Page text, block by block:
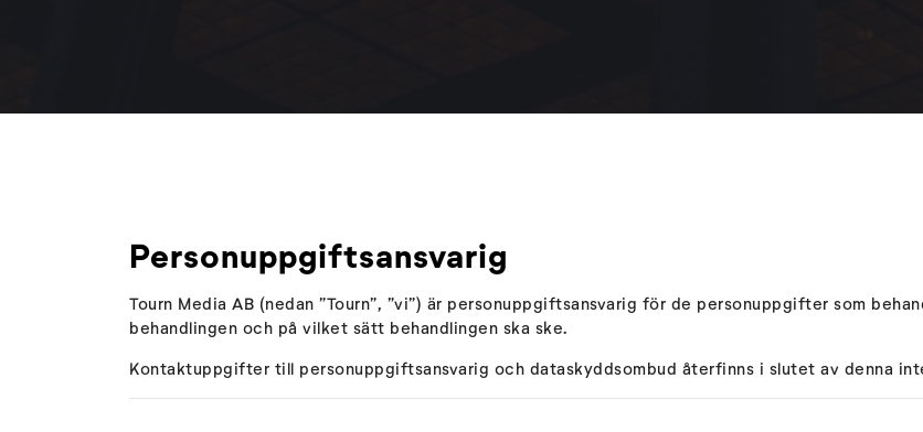
Personuppgiftsansvarig
Tourn Media AB (nedan ”Tourn”, ”vi”) är personuppgiftsansvarig för de personuppgifter som
behandlingen och på vilket sätt behandlingen ska ske.
Kontaktuppgifter till personuppgiftsansvarig och dataskyddsombud återfinns i slutet av denna